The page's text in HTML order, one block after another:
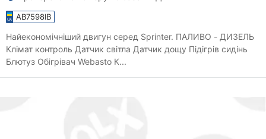
AB7598IB
Найекономічніший двигун серед Sprinter. ПАЛИВО - ДИЗЕЛЬ
Клімат контроль Датчик світла Датчик дощу Підігрів сидінь
Блютуз Обігрівач Webasto К...